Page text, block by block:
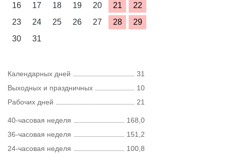
16
17 18 19 20 21
22
23
24 25 26 27 28
29
30
31
Календарных дней
31
Выходных и праздничных
10
Рабочих дней
21
40-часовая неделя
168,0
36-часовая неделя
151,2
24-часовая неделя
100,8